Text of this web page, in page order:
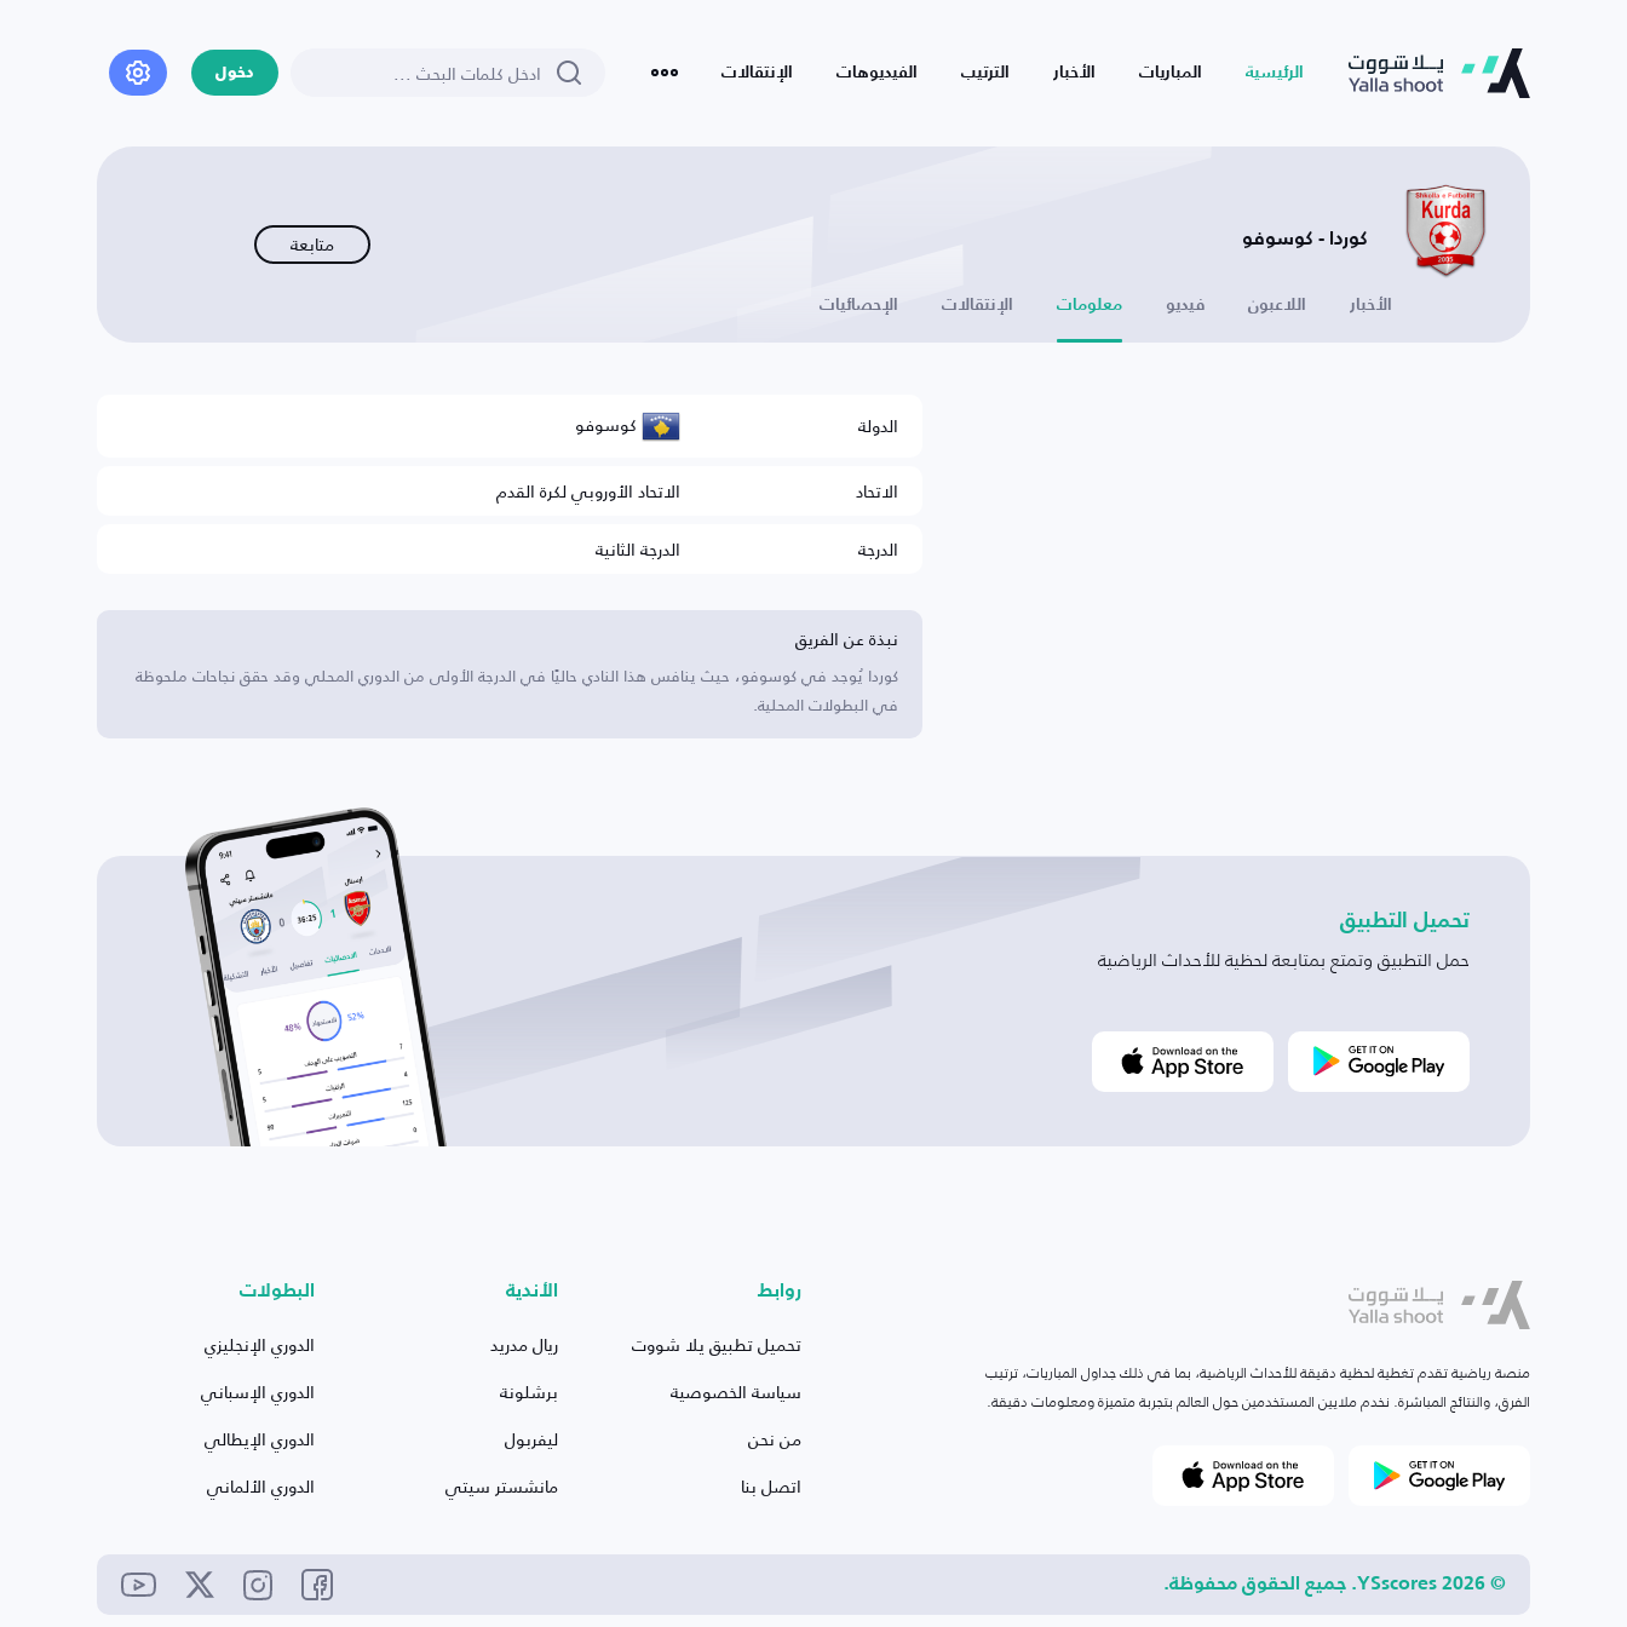
الرئيسية المباريات الأخبار الترتيب الفيديوهات الإنتقالات دخول
كوردا - كوسوفو متابعة
الأخبار اللاعبون فيديو معلومات الإنتقالات الإحصائيات
الدولة كوسوفو
الاتحاد
الاتحاد الأوروبي لكرة القدم
الدرجة
الدرجة الثانية
نبذة عن الفريق
كوردا يُوجد في كوسوفو، حيث ينافس هذا النادي حاليًا في الدرجة الأولى من الدوري المحلي وقد حقق نجاحات ملحوظة
في البطولات المحلية.
تحميل التطبيق
حمل التطبيق وتمتع بمتابعة لحظية للأحداث الرياضية
منصة رياضية تقدم تغطية لحظية دقيقة للأحداث الرياضية، بما في ذلك جداول المباريات، ترتيب
الفرق، والنتائج المباشرة. نخدم ملايين المستخدمين حول العالم بتجربة متميزة ومعلومات دقيقة.
روابط
تحميل تطبيق يلا شووت
سياسة الخصوصية
من نحن
اتصل بنا
الأندية
ريال مدريد
برشلونة
ليفربول
مانشستر سيتي
البطولات
الدوري الإنجليزي
الدوري الإسباني
الدوري الإيطالي
الدوري الألماني
© 2026 YSscores. جميع الحقوق محفوظة.